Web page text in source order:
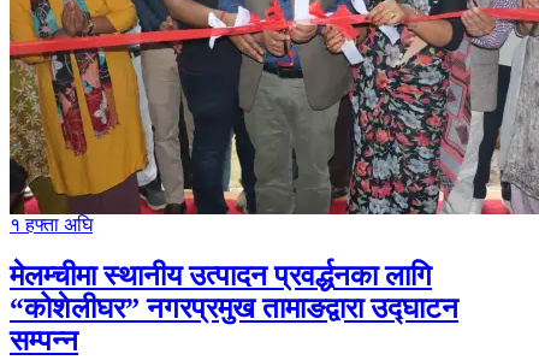
१ हफ्ता अघि
मेलम्चीमा स्थानीय उत्पादन प्रवर्द्धनका लागि
“कोशेलीघर” नगरप्रमुख तामाङद्वारा उद्घाटन
सम्पन्न